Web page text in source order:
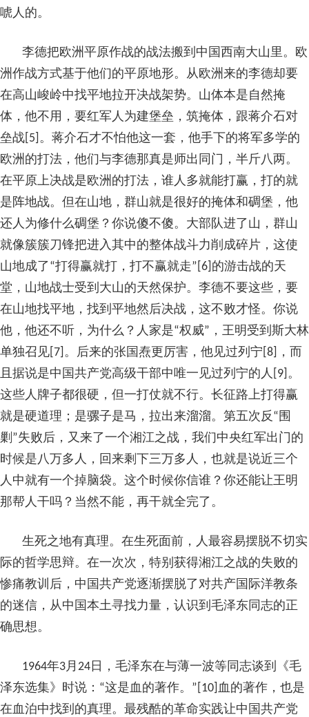
唬人的。
李德把欧洲平原作战的战法搬到中国西南大山里。欧
洲作战方式基于他们的平原地形。从欧洲来的李德却要
在高山峻岭中找平地拉开决战架势。山体本是自然掩
体，他不用，要红军人为建堡垒，筑掩体，跟蒋介石对
垒战[5]。蒋介石才不怕他这一套，他手下的将军多学的
欧洲的打法，他们与李德那真是师出同门，半斤八两。
在平原上决战是欧洲的打法，谁人多就能打赢，打的就
是阵地战。但在山地，群山就是很好的掩体和碉堡，他
还人为修什么碉堡？你说傻不傻。大部队进了山，群山
就像簇簇刀锋把进入其中的整体战斗力削成碎片，这使
山地成了“打得赢就打，打不赢就走”[6]的游击战的天
堂，山地战士受到大山的天然保护。李德不要这些，要
在山地找平地，找到平地然后决战，这不败才怪。你说
他，他还不听，为什么？人家是“权威”，王明受到斯大林
单独召见[7]。后来的张国焘更厉害，他见过列宁[8]，而
且据说是中国共产党高级干部中唯一见过列宁的人[9]。
这些人牌子都很硬，但一打仗就不行。长征路上打得赢
就是硬道理；是骡子是马，拉出来溜溜。第五次反“围
剿”失败后，又来了一个湘江之战，我们中央红军出门的
时候是八万多人，回来剩下三万多人，也就是说近三个
人中就有一个掉脑袋。这个时候你信谁？你还能让王明
那帮人干吗？当然不能，再干就全完了。
生死之地有真理。在生死面前，人最容易摆脱不切实
际的哲学思辩。在一次次，特别获得湘江之战的失败的
惨痛教训后，中国共产党逐渐摆脱了对共产国际洋教条
的迷信，从中国本土寻找力量，认识到毛泽东同志的正
确思想。
1964年3月24日，毛泽东在与薄一波等同志谈到《毛
泽东选集》时说：“这是血的著作。”[10]血的著作，也是
在血泊中找到的真理。最残酷的革命实践让中国共产党